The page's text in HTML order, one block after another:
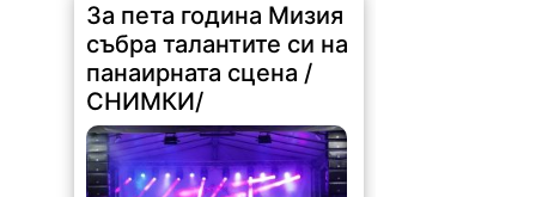
За пета година Мизия
събра талантите си на
панаирната сцена /
СНИМКИ/